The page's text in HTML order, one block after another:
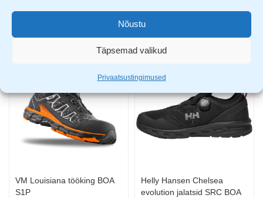
Nõustu
Täpsemad valikud
Privaatsustingimused
AVASTA SARNASEID TOOTEID
VM Louisiana tööking BOA
S1P
Helly Hansen Chelsea
evolution jalatsid SRC BOA